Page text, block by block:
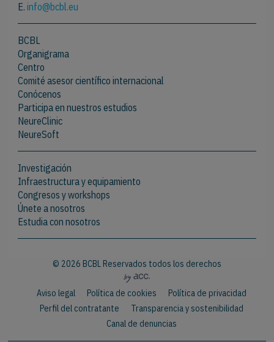
E.info@bcbl.eu
BCBL
Organigrama
Centro
Comité asesor científico internacional
Conócenos
Participa en nuestros estudios
NeureClinic
NeureSoft
Investigación
Infraestructura y equipamiento
Congresos y workshops
Únete a nosotros
Estudia con nosotros
© 2026 BCBL Reservados todos los derechos
Aviso legal Política de cookies
Política de privacidad
Perfil del contratante
Transparencia y sostenibilidad
Canal de denuncias